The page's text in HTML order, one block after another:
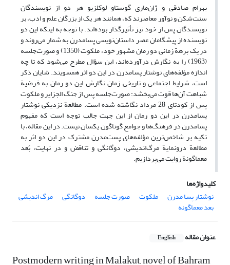
بهرام صادقی و ژان‌ماری گوستاو لوکلزیو هر دو از نویسندگان
سنت‌شکن و نوآور معاصرند که، همانند هر یک از بزرگان علم و ادب، بر
نویسندگان پس از خود نیز تأثیرگذار بوده‌اند. با توجه به اینکه این دو
نویسنده از پیشگامان عصر داستان‌نویسی پسامدرن به شمار می‌روند و
در یک برهة زمانی دو رمان مشهور خود، ملکوت (1350) و صورت‌جلسه
(1963) را به نگارش درآورده‌اند، این سؤال مطرح می‌شود که تا چه
اندازه مؤلفه‌های نوشتار پسامدرن در این دو اثر همسویند. شایان ذکر
است، شرایط اجتماعی و تاریخی زمان نگارش این دو رمان به فرضیة
شباهت آن‌ها قوت می‌بخشد: صورت‌جلسه پس از جنگ الجزایر و ملکوت
پس از کودتای 28 مرداد نگاشته شده است. مطالعة نزدیکی نوشتار
پسامدرن در این دو رمان از این جهت جالب توجه است که مفهوم
پسامدرن در فرهنگ‌ها و جوامع گوناگون یکسان نیست. در این مقاله، با
تکیه بر شاخص‌ترین مؤلفه‌های پست‌مدرنِ مشترک در این دو اثر به
مطالعة درونمایة مرگ‌اندیشی، دوگانگی و تناقض و در نهایت، بُعد
معماگونة روایت می‌پردازیم.
کلیدواژه‌ها
نوشتار پسا مدرن
ملکوت صورت جلسه دوگانگی مرگ اندیشی
بعد معماگونه
عنوان مقاله English
Postmodern writing in Malakut, novel of Bahram